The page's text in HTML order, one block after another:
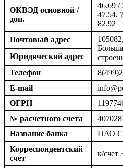
ОКВЭД основной /
доп.
46.69 /
47.54,
82.92
Почтовый адрес
Юридический адрес
Телефон
E-mail
ОГРН
№ расчетного счета
Название банка
ПАО
Корреспондентский
счет
к/счет